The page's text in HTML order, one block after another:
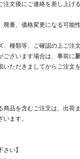
注文後にご連絡を差し上げ
廃番、価格変更になる可能
種類等、ご確認の上ご注
ございます場合は、事前に
いただきましてからご注文
商品を含むご注文は、出荷
ます。
さい】